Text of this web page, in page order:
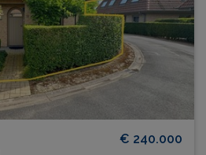
€ 240.000